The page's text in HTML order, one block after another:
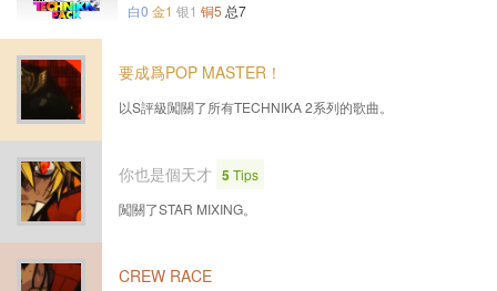
白0 金1 银1 铜5 总7
要成爲POP MASTER！
以S評級闖關了所有TECHNIKA 2系列的歌曲。
你也是個天才 5Tips
闖關了STAR MIXING。
CREW RACE